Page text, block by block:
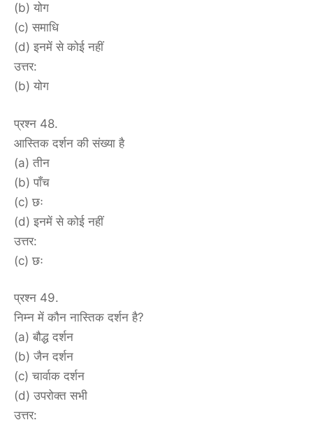
(b) योग
(c) समाधि
(d) इनमें से कोई नहीं
उत्तर:
(b) योग
प्रश्न 48.
आस्तिक दर्शन की संख्या है
(a) तीन
(b) पाँच
(c) छः
(d) इनमें से कोई नहीं
उत्तर:
(c) छः
प्रश्न 49.
निम्न में कौन नास्तिक दर्शन है?
(a) बौद्ध दर्शन
(b) जैन दर्शन
(c) चार्वाक दर्शन
(d) उपरोक्त सभी
उत्तर: